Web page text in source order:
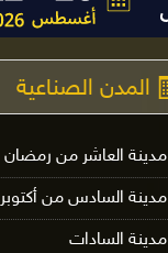
المدن الصناعية
مدينة العاشر من رمضان
مدينة السادس من أكتوبر
مدينة السادات